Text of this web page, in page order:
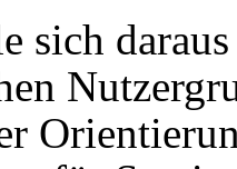
sich